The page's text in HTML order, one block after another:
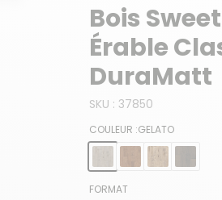
Bois
Érable
DuraMatt
SKU : 37850
COULEUR :GELATO
FORMAT